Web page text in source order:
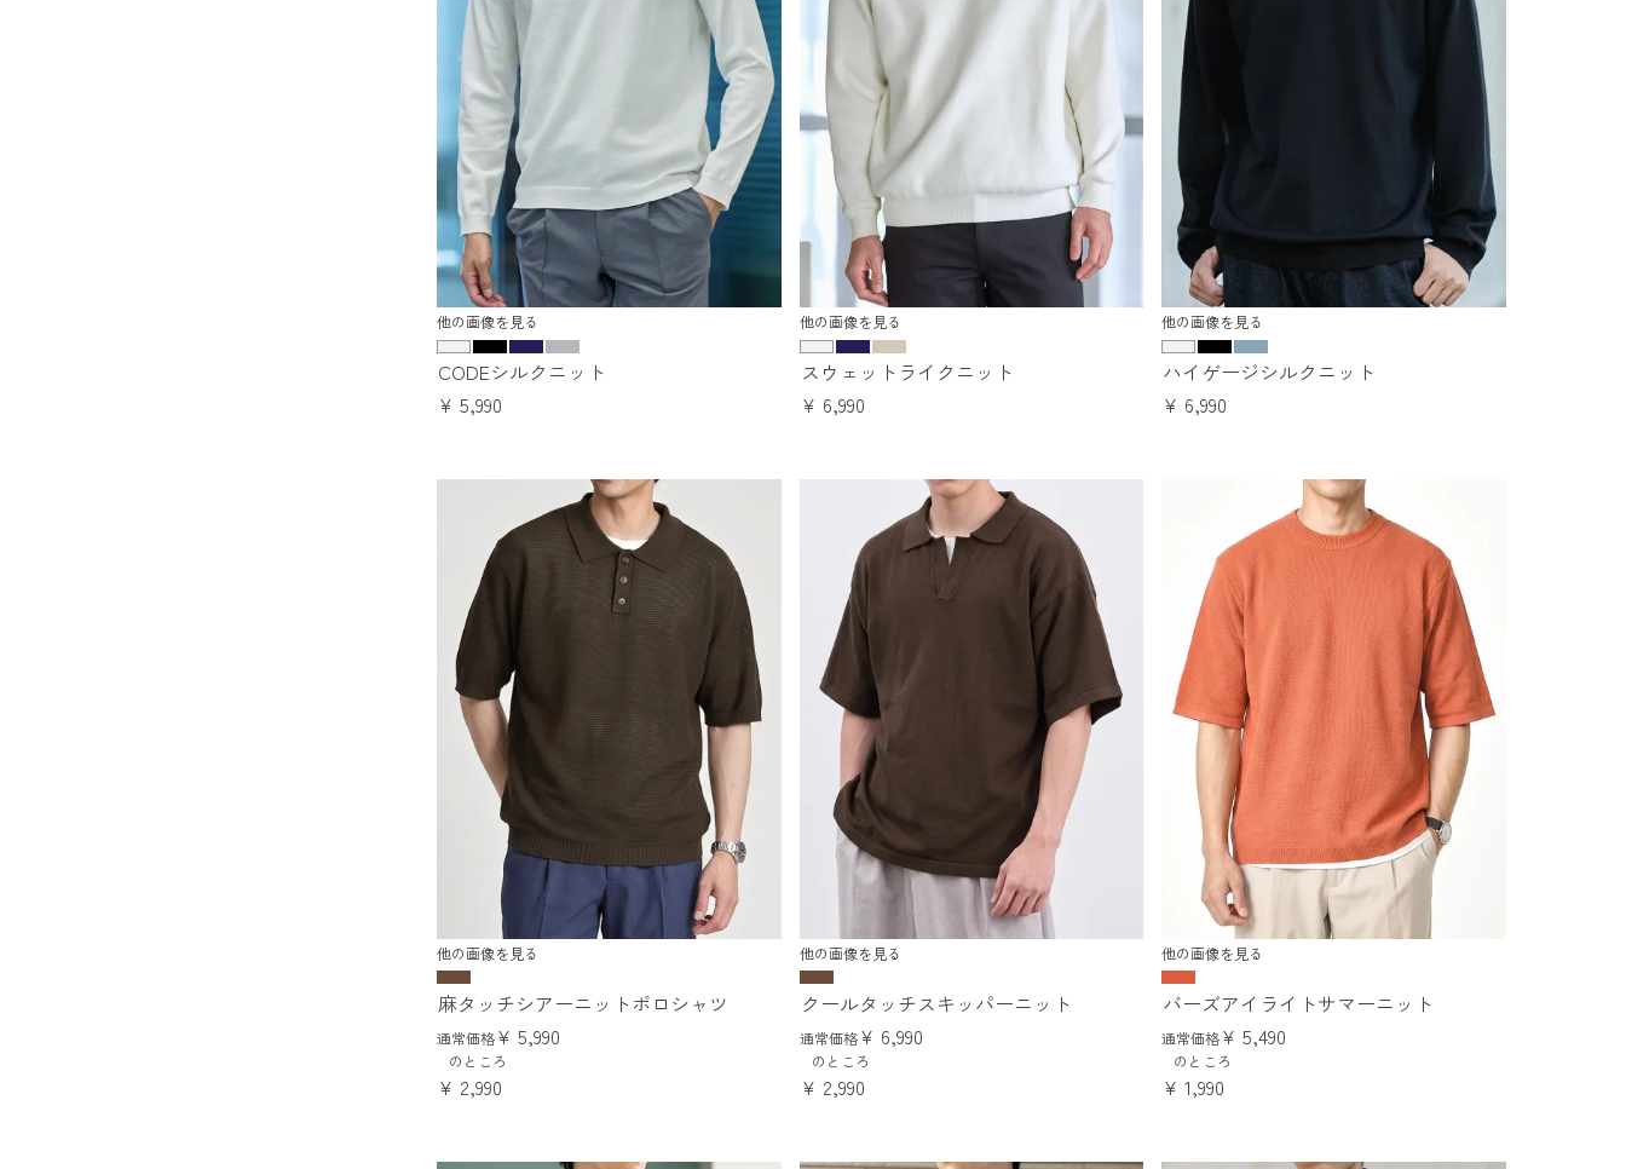
他の画像を見る
CODEシルクニット
¥ 5,990
他の画像を見る
スウェットライクニット
¥ 6,990
他の画像を見る
ハイゲージシルクニット
¥ 6,990
他の画像を見る
麻タッチシアーニットポロシャツ
通常価格¥ 5,990
のところ
¥ 2,990
他の画像を見る
クールタッチスキッパーニット
通常価格¥ 6,990
のところ
¥ 2,990
他の画像を見る
バーズアイライトサマーニット
通常価格¥ 5,490
のところ
¥ 1,990